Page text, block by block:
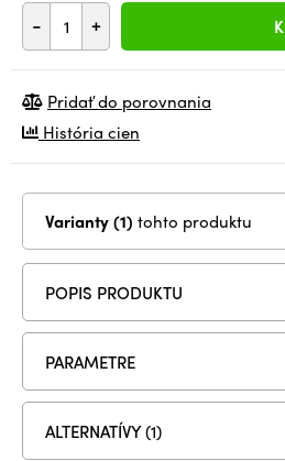
- +
Pridať do porovnania
História cien
Varianty (1) tohto produktu
POPIS PRODUKTU
PARAMETRE
ALTERNATÍVY (1)